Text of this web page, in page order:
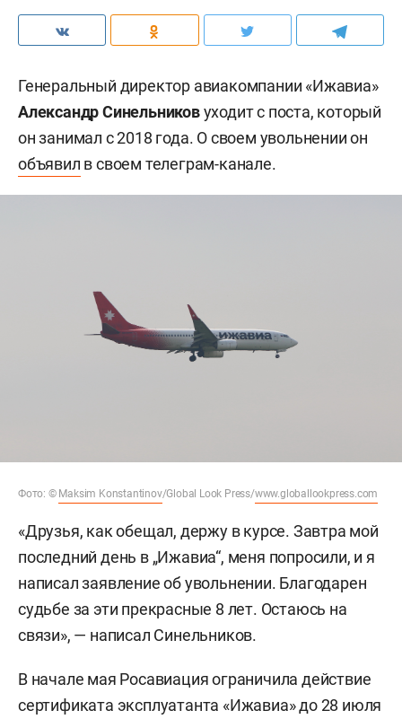
Генеральный директор авиакомпании «Ижавиа»
Александр Синельниковуходит с поста, который
он занимал с 2018 года. О своем увольнении он
объявил в своем телеграм-канале.
Фото: © Maksim Konstantinov/Global Look Press/www.globallookpress.com
«Друзья, как обещал, держу в курсе. Завтра мой
последний день в „Ижавиа“, меня попросили, и я
написал заявление об увольнении. Благодарен
судьбе за эти прекрасные 8 лет. Остаюсь на
связи», — написал Синельников.
В начале мая Росавиация ограничила действие
сертификата эксплуатанта «Ижавиа» до 28 июля